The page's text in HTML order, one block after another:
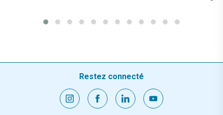
Restez connecté